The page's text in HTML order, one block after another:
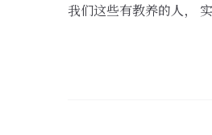
我们这些有教养的人，